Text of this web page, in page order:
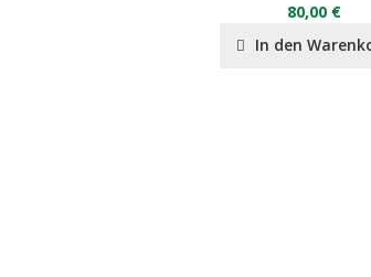
80,00 €
In den